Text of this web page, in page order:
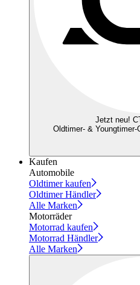
Jetzt neu!
Oldtimer- &
Kaufen
Automobile
Oldtimer kaufen
Oldtimer Händler
Alle Marken
Motorräder
Motorrad kaufen
Motorrad Händler
Alle Marken